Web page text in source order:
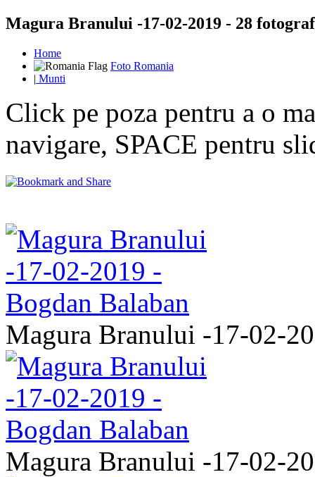
Magura Branului -17-02-2019 - 28
Home
Foto Romania
| Munti
Click pe poza pentru a o
navigare, SPACE pentru
Magura Branului -17-02-
Magura Branului -17-02-